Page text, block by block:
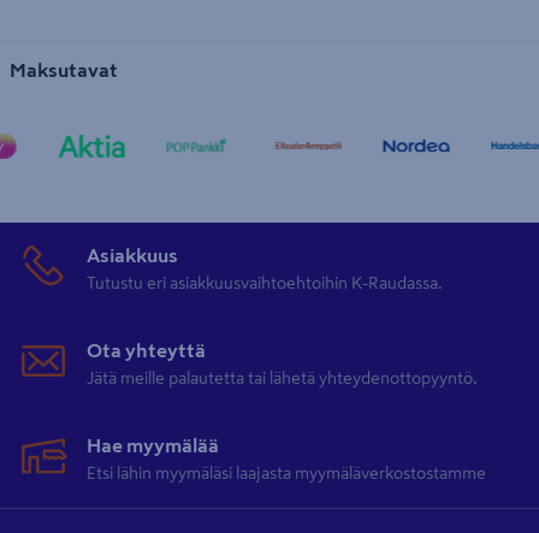
Maksutavat
Asiakkuus
Tutustu eri asiakkuusvaihtoehtoihin K-Raudassa.
Ota yhteyttä
Jätä meille palautetta tai lähetä yhteydenottopyyntö.
Hae myymälää
Etsi lähin myymäläsi laajasta myymäläverkostostamme